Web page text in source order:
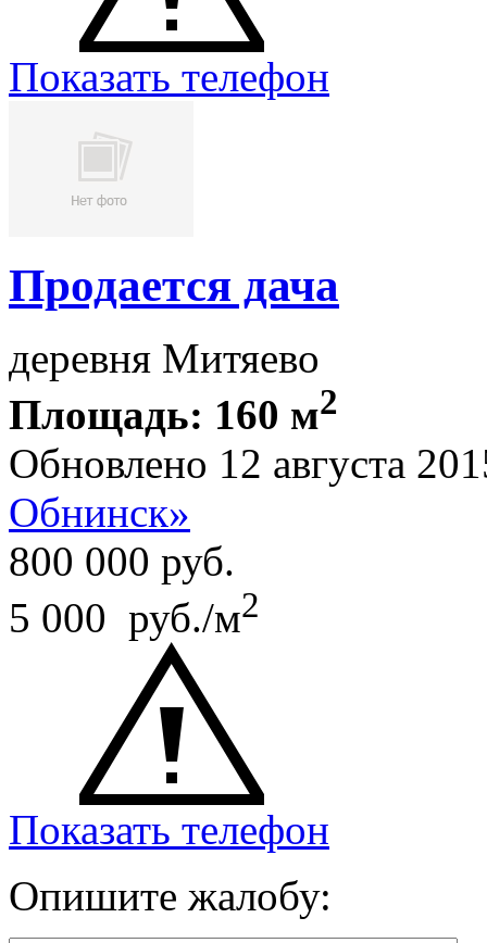
Показать телефон
Продается дача
деревня Митяево
Площадь: 160 м2
Обновлено 12 августа
Обнинск»
800 000 руб.
5 000 руб./м2
Показать телефон
Опишите жалобу: